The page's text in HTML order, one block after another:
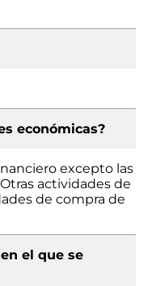
económicas?
excepto las
actividades de
de compra de
el que se